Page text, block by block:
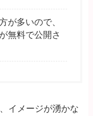
が多いので、
無料で公開さ
イメージが湧かな